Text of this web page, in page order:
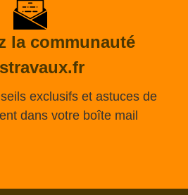
la communauté
exclusifs et astuces de
dans votre boîte mail